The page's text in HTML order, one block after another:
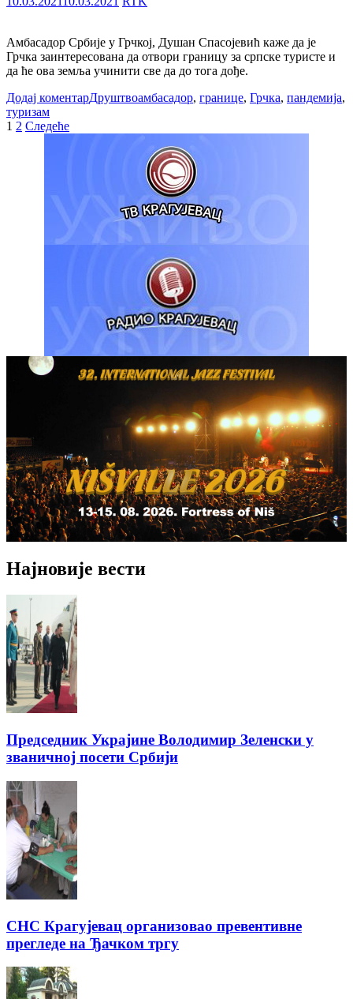
Амбасадор Србије у Грчкој, Душан Спасојевић каже да је
Грчка заинтересована да отвори границу за српске туристе и
да ће ова земља учинити све да до тога дође.
Додај коментарДруштвоамбасадор, границе, Грчка, пандемија,
туризам
Пагинација
чланака
1 2 Следеће
Најновије вести
Председник Украјине Володимир Зеленски у
званичној посети Србији
СНС Крагујевац организовао превентивне
прегледе на Ђачком тргу